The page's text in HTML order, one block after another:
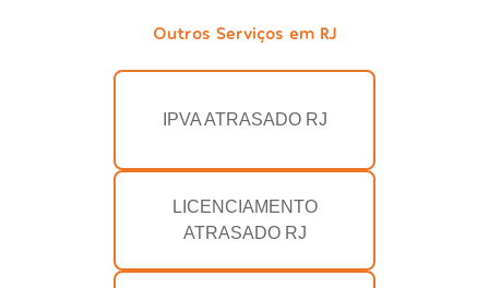
Outros Serviços em RJ
IPVA ATRASADO RJ
LICENCIAMENTO
ATRASADO RJ